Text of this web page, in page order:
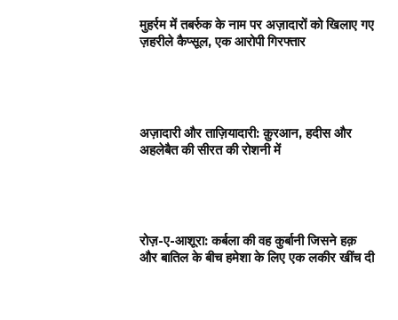
मुहर्रम में तबर्रुक के नाम पर अज़ादारों को खिलाए गए
ज़हरीले कैप्सूल, एक आरोपी गिरफ्तार
अज़ादारी और ताज़ियादारी: क़ुरआन, हदीस और
अहलेबैत की सीरत की रोशनी में
रोज़-ए-आशूरा: कर्बला की वह कुर्बानी जिसने हक़
और बातिल के बीच हमेशा के लिए एक लकीर खींच दी